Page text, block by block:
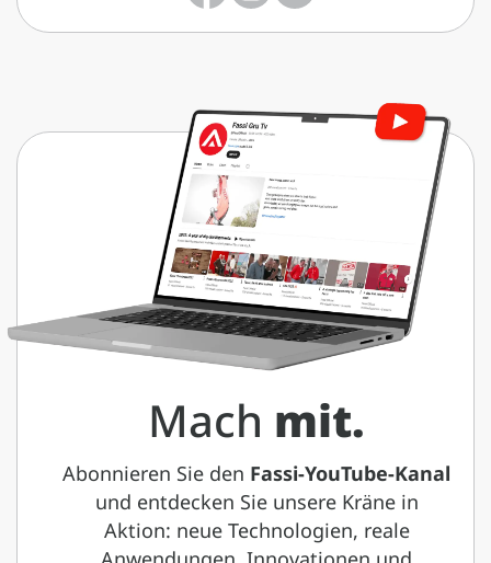
Mach mit.
Abonnieren Sie den Fassi-YouTube-Kanal
und entdecken Sie unsere Kräne in
Aktion: neue Technologien, reale